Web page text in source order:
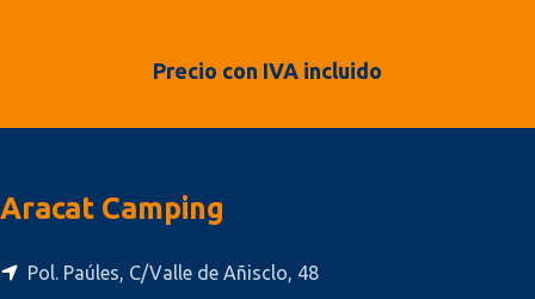
Precio con IVA incluido
Aracat Camping
Pol. Paúles, C/Valle de Añisclo, 48